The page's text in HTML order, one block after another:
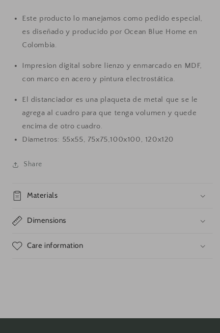
Este producto lo manejamos como pedido especial,
es diseñado y producido por Ocean Blue Home en
Colombia.
Impresion digital sobre lienzo y enmarcado en MDF,
con marco en acero y pintura electrostática.
El distanciador es una plaqueta de metal que se le
agrega al cuadro para que tenga volumen y quede
encima de otro cuadro.
Diametros: 55x55, 75x75,100x100, 120x120
Share
Materials
Dimensions
Care information